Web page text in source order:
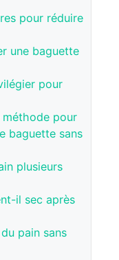
pour réduire
une baguette
pour
méthode pour
baguette sans
plusieurs
il sec après
pain sans